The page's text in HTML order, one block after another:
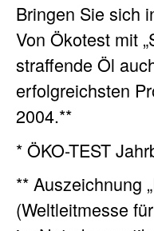
Bringen Sie sich
Von Ökotest mit
straffende Öl
erfolgreichsten
2004.**
* ÖKO-TEST
** Auszeichnung
(Weltleitmesse